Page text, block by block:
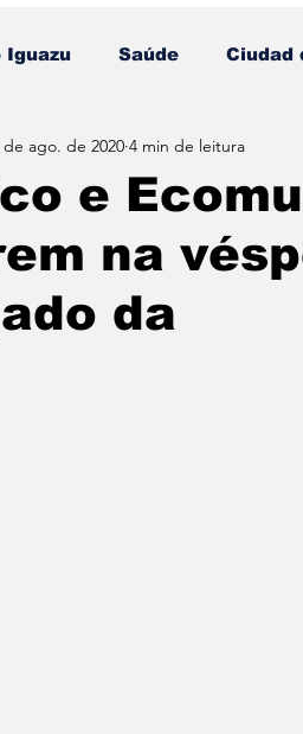
Iguazu Saúde Ciudad
Esporte Turismo
Argentina noticias
e
na
da
de ago. de 2020 4 min de leitura